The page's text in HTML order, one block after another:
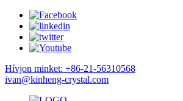
Hívjon minket: +86-21-56310568
ivan@kinheng-crystal.com